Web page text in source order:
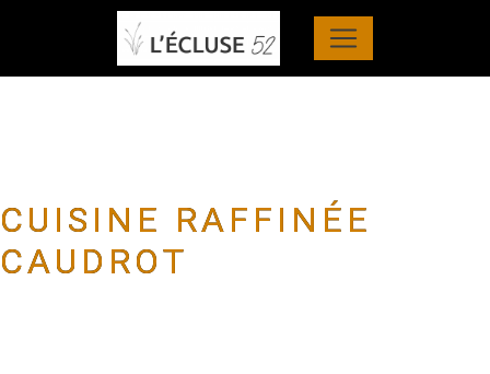
Panneau de gestion des cookies
CUISINE RAFFINÉE
CAUDROT